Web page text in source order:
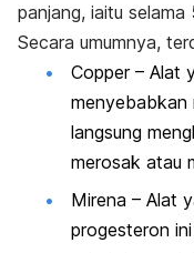
panjang, iaitu selama
Secara umumnya,
Copper– Alat
menyebabkan
langsung
merosak atau
Mirena – Alat
progesteron